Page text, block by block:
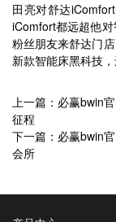
田亮对舒达
iComfort都远超他
粉丝朋友来舒达门
新款智能床黑科技
上一篇：必赢bwin
征程
下一篇：必赢bwin
会所